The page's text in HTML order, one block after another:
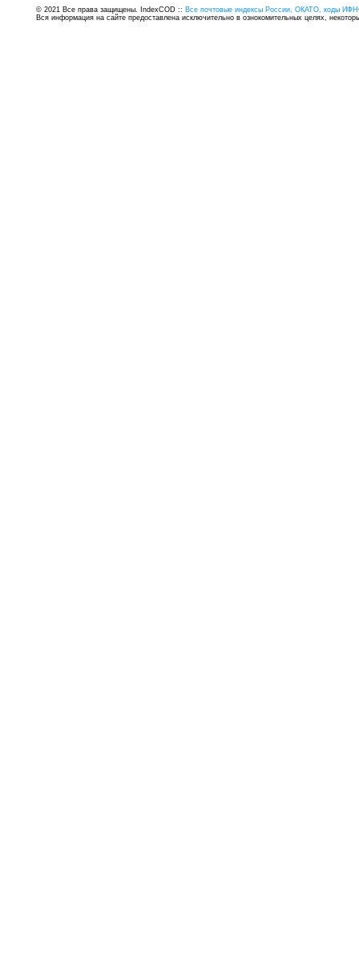
© 2021 Все права защищены. IndexCOD :: Все почтовые индексы России, ОКАТО, коды
Вся информация на сайте предоставлена исключительно в ознокомительных целях,